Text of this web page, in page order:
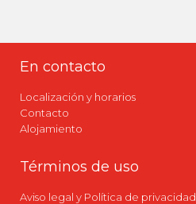
En contacto
Localización y horarios
Contacto
Alojamiento
Términos de uso
Aviso legal y Política de privacidad